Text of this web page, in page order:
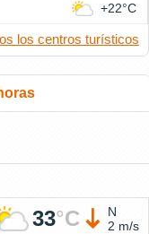
+22°C
los centros turísticos
33°C
N
2 m/s